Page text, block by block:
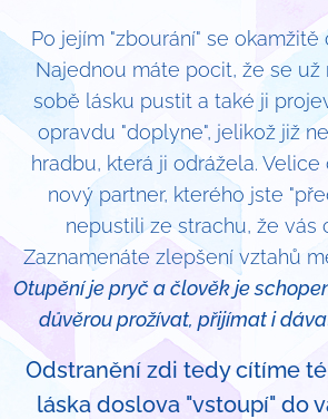
Po jejím "zbourání" se
Najednou máte pocit, že se už
sobě lásku pustit a také ji
opravdu "doplyne", jelikož již
hradbu, která ji odrážela.
nový partner, kterého jste
nepustili ze strachu, že vás
Zaznamenáte zlepšení vztahů
Otupění je pryč a člověk je
důvěrou prožívat, přijímat i
Odstranění zdi tedy cítíme
láska doslova "vstoupí" do